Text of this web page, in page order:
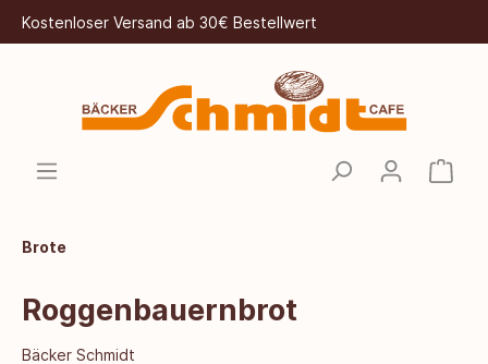
Kostenloser Versand ab 30€ Bestellwert
Brote
Roggenbauernbrot
Bäcker Schmidt